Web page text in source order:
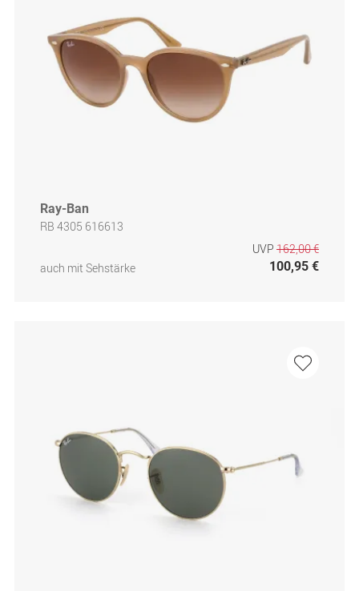
Ray-Ban
RB 4305 616613
auch mit Sehstärke
UVP 162,00 €
100,95 €